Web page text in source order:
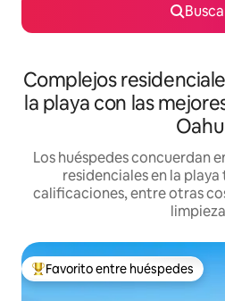
Complejos
la playa con las
Oahu
Los huéspedes concuerdan
residenciales en la
calificaciones, entre otras
Favorito entre huéspedes
Favorito entre huéspedes